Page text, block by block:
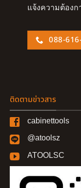
แจ้งความต้อง
088-
ติดตามข่าวสาร
cabinettools
@atoolsz
ATOOLSC